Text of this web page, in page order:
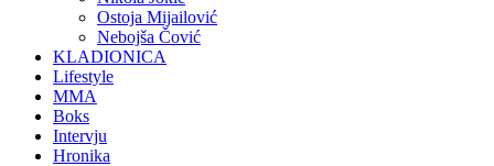
Ostoja Mijailović
Nebojša Čović
KLADIONICA
Lifestyle
MMA
Boks
Intervju
Hronika